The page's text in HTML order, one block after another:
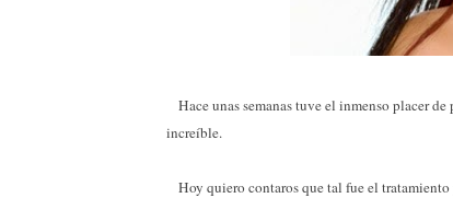
Hace unas semanas tuve el inmenso placer
increíble.
Hoy quiero contaros que tal fue el